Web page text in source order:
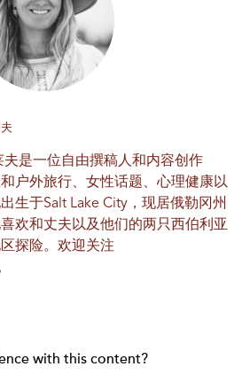
夫是一位自由撰稿人和内容创作
户外旅行、女性话题、心理健康以
生于Salt Lake City，现居俄勒冈州
欢和丈夫以及他们的两只西伯利亚
探险。欢迎关注